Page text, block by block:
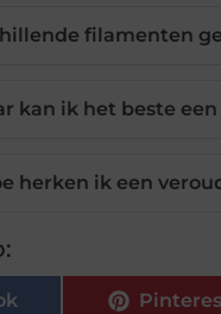
filamenten
kan ik het beste een
herken ik een